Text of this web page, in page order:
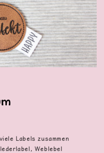
Labels zusammen
Weblebel